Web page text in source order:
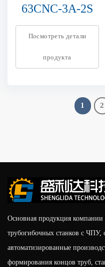
63CNC-3A-2S
Посмотреть детали
продукта
1 2
Основная продукция компании
трубогибочных станков с ЧПУ,
автоматизированные
формирования концов труб,